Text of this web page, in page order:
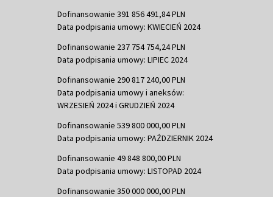
Dofinansowanie 391 856 491,84 PLN
Data podpisania umowy: KWIECIEŃ 2024
Dofinansowanie 237 754 754,24 PLN
Data podpisania umowy: LIPIEC 2024
Dofinansowanie 290 817 240,00 PLN
Data podpisania umowy i aneksów:
WRZESIEŃ 2024 i GRUDZIEŃ 2024
Dofinansowanie 539 800 000,00 PLN
Data podpisania umowy: PAŹDZIERNIK 2024
Dofinansowanie 49 848 800,00 PLN
Data podpisania umowy: LISTOPAD 2024
Dofinansowanie 350 000 000,00 PLN